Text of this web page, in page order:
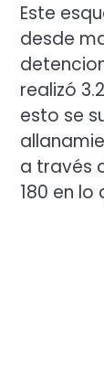
Este
desde
realizó
esto se
a través
180 en lo